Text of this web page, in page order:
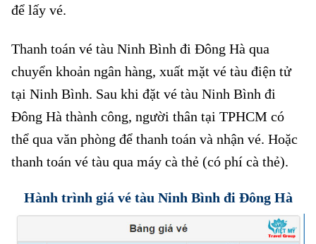
để lấy vé.
Thanh toán vé tàu Ninh Bình đi Đông Hà qua
chuyển khoản ngân hàng, xuất mặt vé tàu điện tử
tại Ninh Bình. Sau khi đặt vé tàu Ninh Bình đi
Đông Hà thành công, người thân tại TPHCM có
thể qua văn phòng để thanh toán và nhận vé. Hoặc
thanh toán vé tàu qua máy cà thẻ (có phí cà thẻ).
Hành trình giá vé tàu Ninh Bình đi Đông Hà